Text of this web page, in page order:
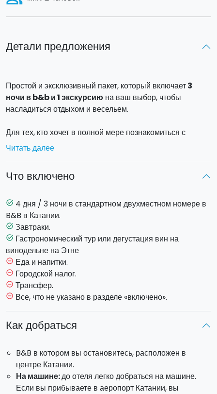
Детали предложения
Простой и эксклюзивный пакет, который включает3
ночи в b&b и 1 экскурсию на ваш выбор, чтобы
насладиться отдыхом и весельем.
Для тех, кто хочет в полной мере познакомиться с
Сицилией и стать главными героями захватывающих
гастрономического путешествия, предлагаем
b&b в центре Катании!
Программа:
ДЕНЬ 1
Размещение в двухместном номере в b&b
Свободный вечер.
ДЕНЬ 2
Завтрак в b&b.
гастрономических экскурсий (в комплект входит
только одна, но вы также можете заказать вторую
Уличная еда: гастрономический тур в Катании
сопровождении местного гида вы откроете для себя
популярные рынки и площади в центре города, где
Читать далее
Что включено
task_alt 4 дня / 3 ночи в стандартном двухместном номере в
B&B в Катании.
task_alt Завтраки.
task_alt Гастрономический тур или дегустация вин на
винодельне на Этне
remove_circle_outline Еда и напитки.
remove_circle_outline Городской налог.
remove_circle_outline Трансфер.
remove_circle_outline Все, что не указано в разделе «включено».
Как добраться
B&B в котором вы остановитесь, расположен в
центре Катании.
На машине:до отеля легко добраться на машине.
Если вы прибываете в аеропорт Катании, вы